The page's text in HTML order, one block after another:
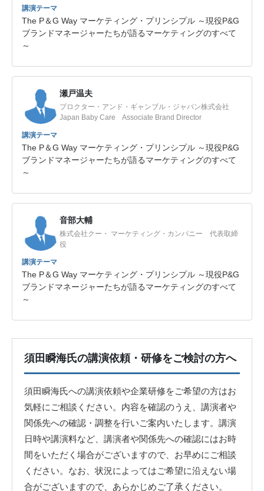
講演テーマ
The P＆G Way マーケティング・プリンシプル ～現役P&G
ブランドマネージャーたちが語るマーケティングのすべて
～
瀬戸温夫
プロクター・アンド・ギャンブル・ジャパン株式会社
Japan Baby Care Associate Brand Director
講演テーマ
The P＆G Way マーケティング・プリンシプル ～現役P&G
ブランドマネージャーたちが語るマーケティングのすべて
～
音部大輔
株式会社クー・ マーケティング・カンパニー 代表取締
役
講演テーマ
The P＆G Way マーケティング・プリンシプル ～現役P&G
ブランドマネージャーたちが語るマーケティングのすべて
～
須田瞬海氏の講演依頼・研修をご検討の方へ
須田瞬海氏への講演依頼や企業研修をご希望の方はお
気軽にご相談ください。内容を確認のうえ、講演者や
関係先への確認・調整を行いご案内いたします。講演
日時や講演料など、講演者や関係先への確認にはお時
間をいただく場合がございますので、お早めにご相談
ください。なお、状況によってはご希望に沿えない場
合がございますので、あらかじめご了承ください。